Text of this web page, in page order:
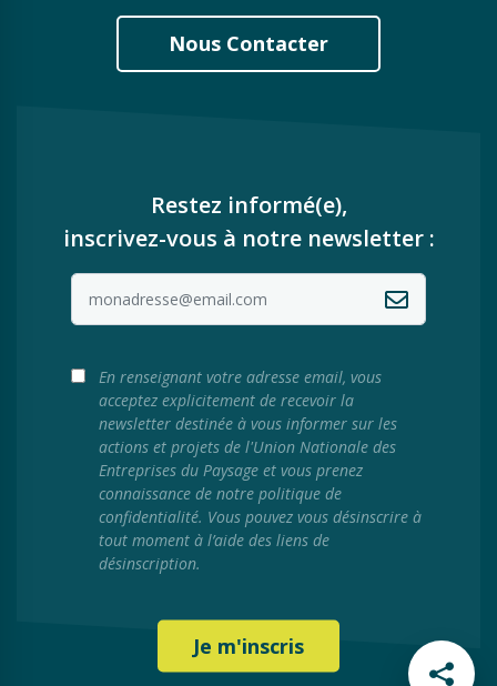
Nous Contacter
Restez informé(e),
inscrivez-vous à notre newsletter :
En renseignant votre adresse email, vous
acceptez explicitement de recevoir la
newsletter destinée à vous informer sur les
actions et projets de l'Union Nationale des
Entreprises du Paysage et vous prenez
connaissance de notre politique de
confidentialité. Vous pouvez vous désinscrire à
tout moment à l’aide des liens de
désinscription.